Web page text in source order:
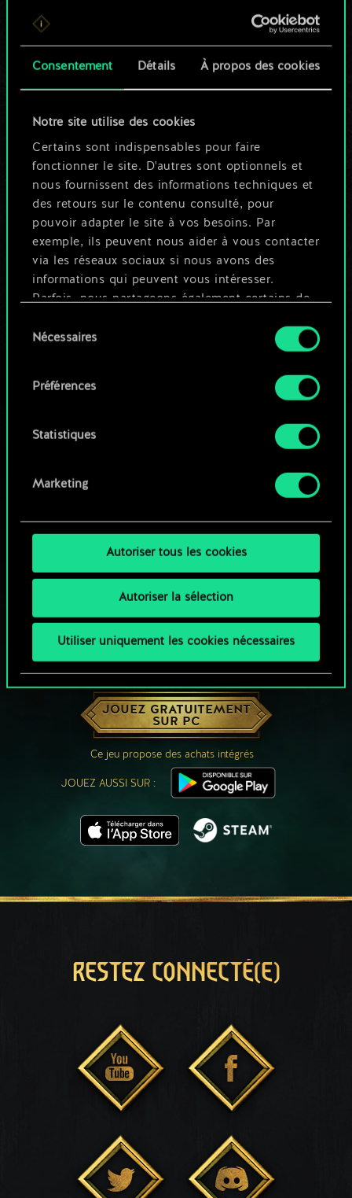
Consentement Détails À propos des cookies
Notre site utilise des cookies
Certains sont indispensables pour faire
fonctionner le site. D'autres sont optionnels et
nous fournissent des informations techniques et
des retours sur le contenu consulté, pour
pouvoir adapter le site à vos besoins. Par
exemple, ils peuvent nous aider à vous contacter
via les réseaux sociaux si nous avons des
informations qui peuvent vous intéresser.
Parfois, nous partageons également certains de
ces cookies optionnels ne seront appliqués
Vous pouvez consulter tous les détails sur notre
préférences dans le menu "Paramètres" ci-
duNécessaires
Préférences
Statistiques
Marketing
Autoriser tous les cookies
Autoriser la sélection
Utiliser uniquement les cookies nécessaires
Pour l'instant, ce
n'est qu'un jeu de
cartes partagé.
Mais cela peut être
tellement plus !
Nommer ce jeu et créer un guide
UNE PETITE PARTIE DE GWENT ?
JOUEZ GRATUITEMENT
SUR PC
Ce jeu propose des achats intégrés
JOUEZ AUSSI SUR :
RESTEZ CONNECTÉ(E)